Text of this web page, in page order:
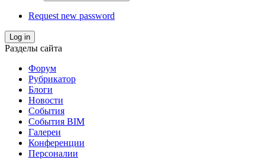
Request new password
Log in
Разделы сайта
Форум
Рубрикатор
Блоги
Новости
События
События BIM
Галереи
Конференции
Персоналии